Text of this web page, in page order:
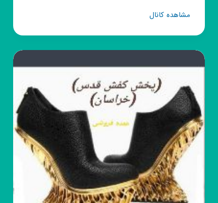
مشاهده کانالکانال
Star_gallery